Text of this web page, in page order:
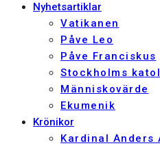
Nyhetsartiklar
Vatikanen
Påve Leo
Påve Franciskus
Stockholms
Människovärde
Ekumenik
Krönikor
Kardinal Anders